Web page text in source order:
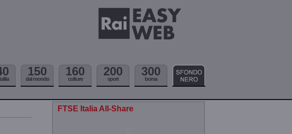
150
dal mondo
160
culture
200
sport
300
borsa
FTSE Italia All-Share